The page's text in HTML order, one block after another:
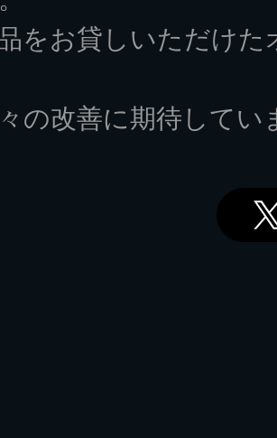
をお貸しいただけ
の改善に期待してい